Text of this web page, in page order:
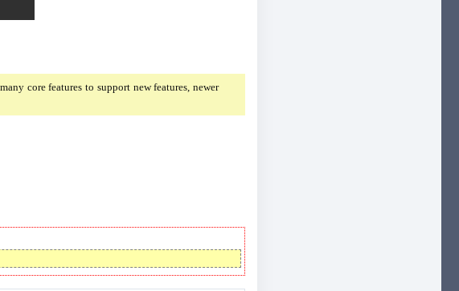
core features to support new features, newer